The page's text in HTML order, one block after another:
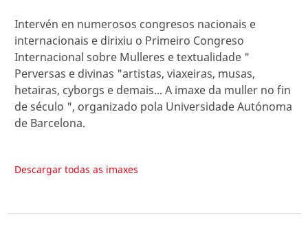
Intervén en numerosos congresos nacionais e
internacionais e dirixiu o Primeiro Congreso
Internacional sobre Mulleres e textualidade "
Perversas e divinas "artistas, viaxeiras, musas,
hetairas, cyborgs e demais... A imaxe da muller no fin
de século ", organizado pola Universidade Autónoma
de Barcelona.
Descargar todas as imaxes